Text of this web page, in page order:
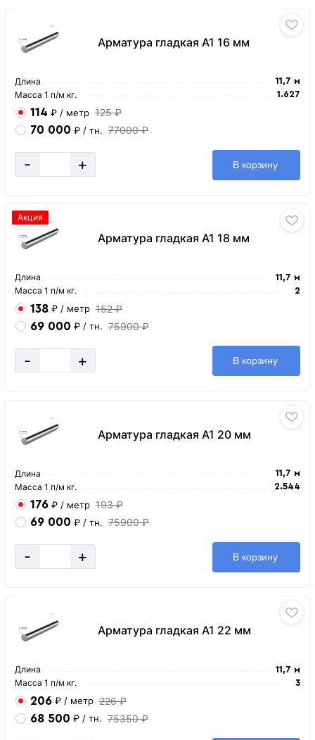
Арматура гладкая А1 16 мм
Длина 11,7 м
Масса 1 п/м кг. 1.627
114 ₽ / метр 125 ₽
70 000 ₽ / тн. 77000 ₽
- + В корзину
Арматура гладкая А1 18 мм
Акция
Длина 11,7 м
Масса 1 п/м кг. 2
138 ₽ / метр 152 ₽
69 000 ₽ / тн. 75900 ₽
- + В корзину
Арматура гладкая А1 20 мм
Длина 11,7 м
Масса 1 п/м кг. 2.544
176 ₽ / метр 193 ₽
69 000 ₽ / тн. 75900 ₽
- + В корзину
Арматура гладкая А1 22 мм
Длина 11,7 м
Масса 1 п/м кг. 3
206 ₽ / метр 226 ₽
68 500 ₽ / тн. 75350 ₽